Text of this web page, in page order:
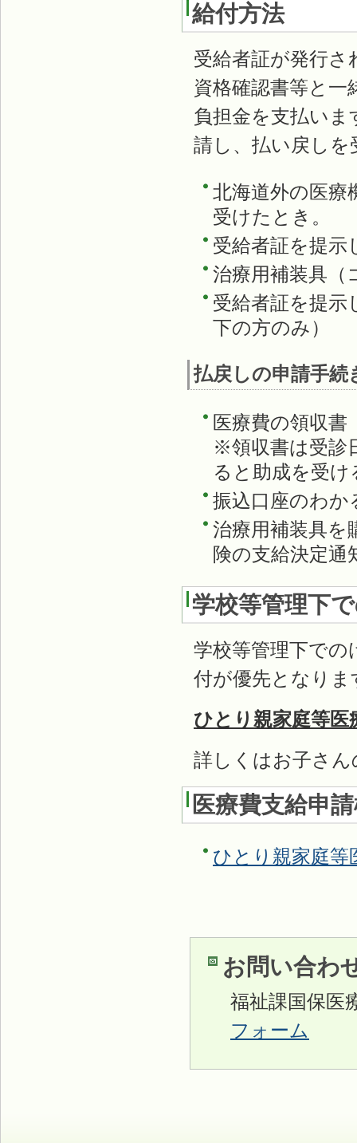
給付方法
受給者証が発行
資格確認書等と一
負担金を支払い
請し、払い戻し
北海道外の医療
受けたとき。
受給者証を提示
治療用補装具（
受給者証を提示
下の方のみ）
払戻しの申請手続
医療費の領収書
※領収書は受診
ると助成を受
振込口座のわか
治療用補装具を
険の支給決定
学校等管理下
学校等管理下での
付が優先となりま
ひとり親家庭等
詳しくはお子さ
医療費支給申
ひとり親家庭等
お問い合わ
福祉課国保医
フォーム